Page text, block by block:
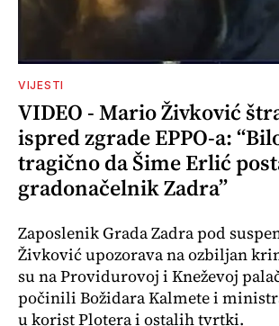
VIJESTI
VIDEO - Mario Živković
ispred zgrade EPPO-a:
tragično da Šime Erlić
gradonačelnik Zadra”
Zaposlenik Grada Zadra pod
Živković upozorava na ozbiljan
su na Providurovoj i Kneževoj
počinili Božidara Kalmete i
u korist Plotera i ostalih tvrtki.